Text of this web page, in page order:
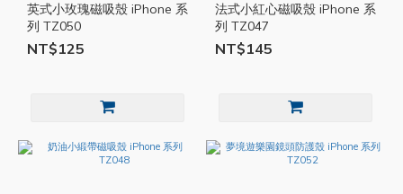
英式小玫瑰磁吸殼 iPhone 系
列 TZ050
NT$125
法式小紅心磁吸殼 iPhone 系
列 TZ047
NT$145